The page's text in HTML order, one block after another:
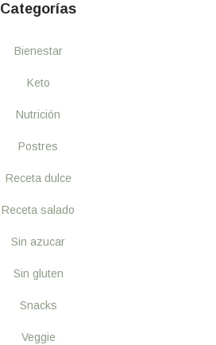
Categorías
Bienestar
Keto
Nutrición
Postres
Receta dulce
Receta salado
Sin azucar
Sin gluten
Snacks
Veggie